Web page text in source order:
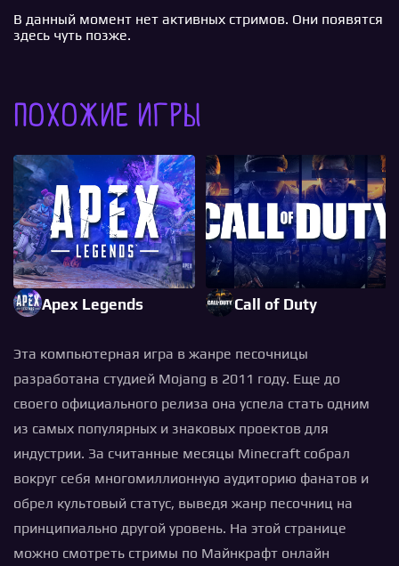
В данный момент нет активных стримов. Они появятся
здесь чуть позже.
Похожие игры
Apex Legends Call of Duty
Эта компьютерная игра в жанре песочницы
разработана студией Mojang в 2011 году. Еще до
своего официального релиза она успела стать одним
из самых популярных и знаковых проектов для
индустрии. За считанные месяцы Minecraft собрал
вокруг себя многомиллионную аудиторию фанатов и
обрел культовый статус, выведя жанр песочниц на
принципиально другой уровень. На этой странице
можно смотреть стримы по Майнкрафт онлайн